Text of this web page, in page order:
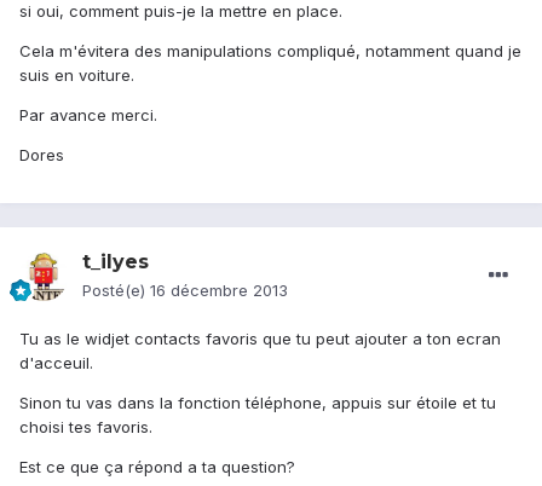
si oui, comment puis-je la mettre en place.
Cela m'évitera des manipulations compliqué, notamment quand je
suis en voiture.
Par avance merci.
Dores
t_ilyes
Posté(e) 16 décembre 2013
Tu as le widjet contacts favoris que tu peut ajouter a ton ecran
d'acceuil.
Sinon tu vas dans la fonction téléphone, appuis sur étoile et tu
choisi tes favoris.
Est ce que ça répond a ta question?